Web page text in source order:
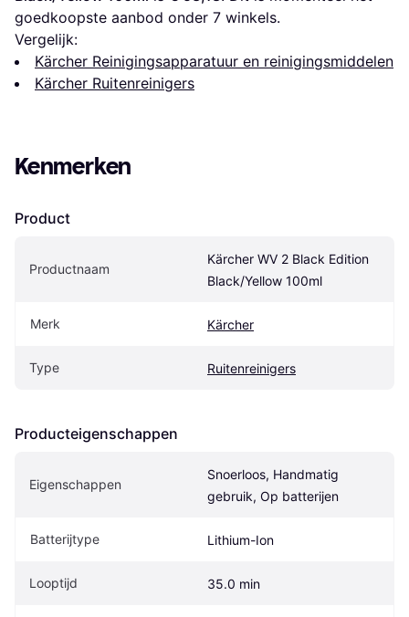
goedkoopste aanbod onder 7 winkels.
Vergelijk:
Kärcher Reinigingsapparatuur en reinigingsmiddelen
Kärcher Ruitenreinigers
Kenmerken
Product
Productnaam
Kärcher WV 2 Black Edition
Black/Yellow 100ml
Merk Kärcher
Type Ruitenreinigers
Producteigenschappen
Eigenschappen
Snoerloos, Handmatig
gebruik, Op batterijen
Batterijtype Lithium-Ion
Looptijd 35.0 min